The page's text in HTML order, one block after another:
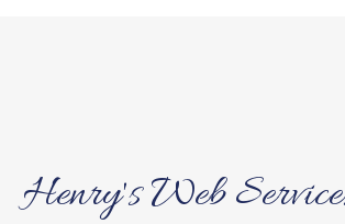
Henry's Web